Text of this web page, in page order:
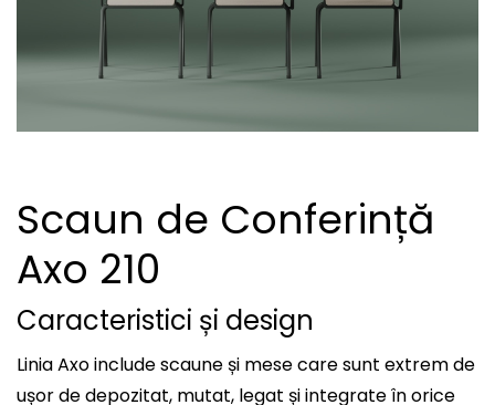
Scaun de Conferință
Axo 210
Caracteristici și design
Linia Axo include scaune și mese care sunt extrem de
ușor de depozitat, mutat, legat și integrate în orice